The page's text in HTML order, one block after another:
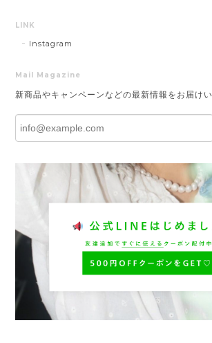
LINK
Instagram
Mail Magazine
新商品やキャンペーンなどの最新情報をお届けい